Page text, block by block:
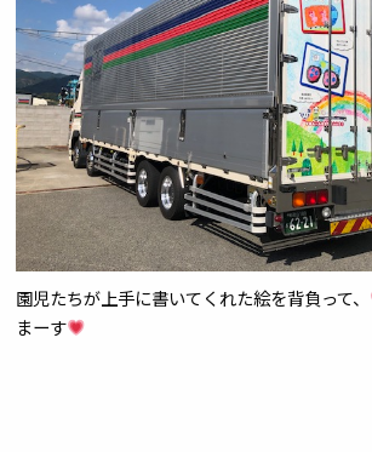
園児たちが上手に書いてくれた絵を背負って、
まーす